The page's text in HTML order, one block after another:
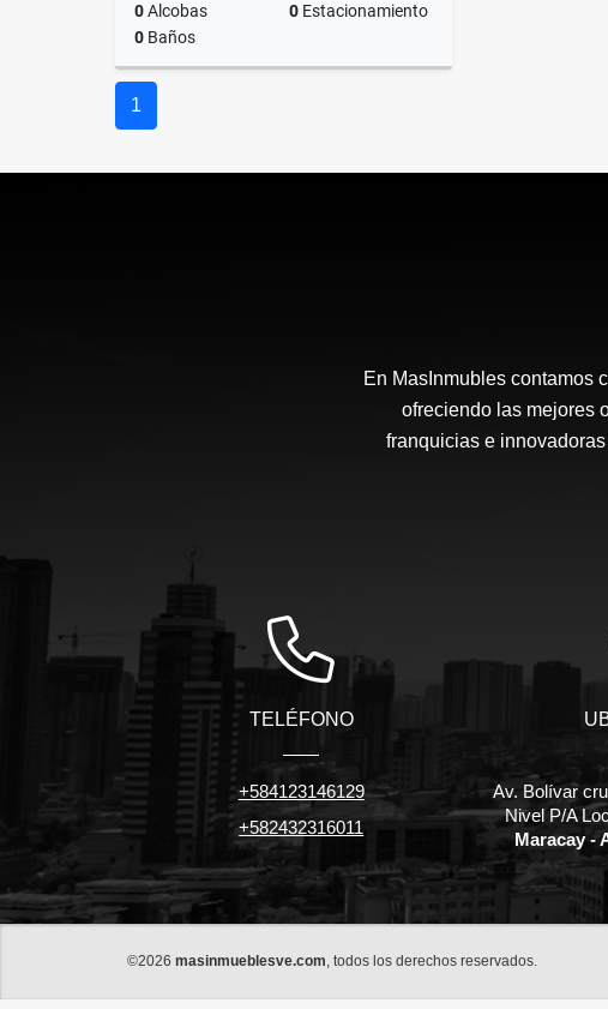
0Alcobas 0 Estacionamiento
0 Baños
1
En MasInmubles contamos
ofreciendo las mejores
franquicias e
TELÉFONO
+584123146129
+582432316011
Av. Bolívar
Nivel P/A
Maracay -
©2026 masinmueblesve.com, todos los derechos reservados.